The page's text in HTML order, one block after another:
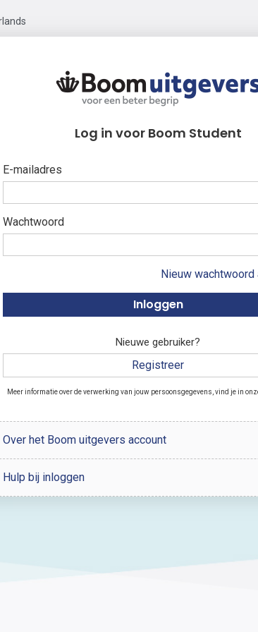
Log in voor Boom Student
E-mailadres
Wachtwoord
Nieuw wachtwoord
Nieuwe gebruiker?
Registreer
Meer informatie over de verwerking van jouw persoonsgegevens, vind je in
Over het Boom uitgevers account
Hulp bij inloggen